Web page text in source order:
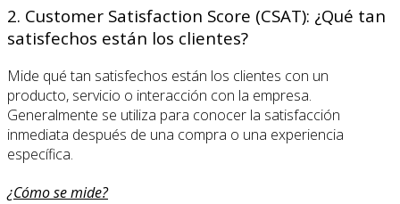
2. Customer Satisfaction Score (CSAT): ¿Qué tan
satisfechos están los clientes?
Mide qué tan satisfechos están los clientes con un
producto, servicio o interacción con la empresa.
Generalmente se utiliza para conocer la satisfacción
inmediata después de una compra o una experiencia
específica.
¿Cómo se mide?